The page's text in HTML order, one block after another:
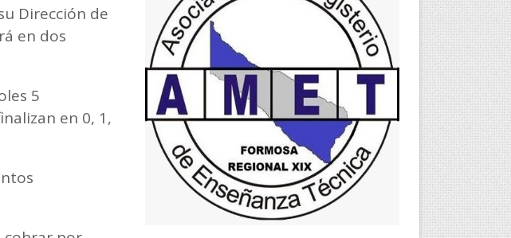
Dirección de
en dos
5
en 0, 1,